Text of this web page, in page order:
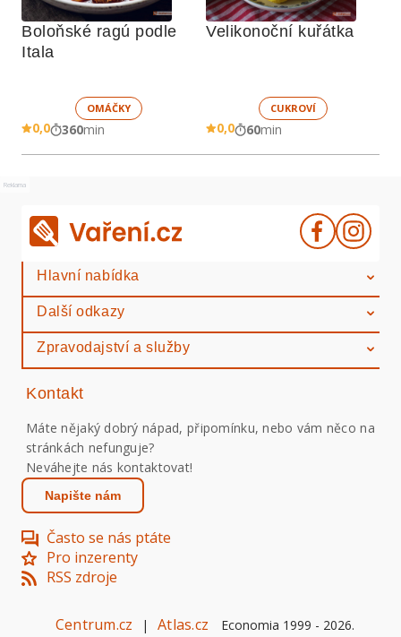
Boloňské ragú podle
Itala
OMÁČKY
0,0 360min
Velikonoční kuřátka
CUKROVÍ
0,0 60min
Reklama
Hlavní nabídka
Další odkazy
Zpravodajství a služby
Kontakt
Máte nějaký dobrý nápad, připomínku, nebo vám něco na
stránkách nefunguje?
Neváhejte nás kontaktovat!
Napište nám
Často se nás ptáte
Pro inzerenty
RSS zdroje
Centrum.cz | Atlas.cz Economia 1999 - 2026.